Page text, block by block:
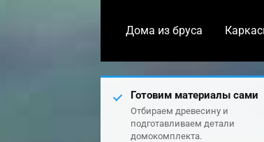
Дома из бруса
Готовим материалы сами
Отбираем древесину и
подготавливаем детали
домокомплекта.